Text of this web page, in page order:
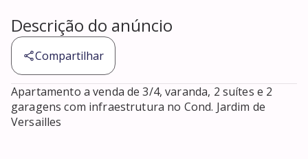
Descrição do anúncio
Compartilhar
Apartamento a venda de 3/4, varanda, 2 suítes e 2
garagens com infraestrutura no Cond. Jardim de
Versailles